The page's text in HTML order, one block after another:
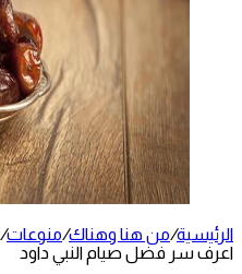
الرئيسية/من هنا وهناك/منوعات/
اعرف سر فضل صيام النبي داود